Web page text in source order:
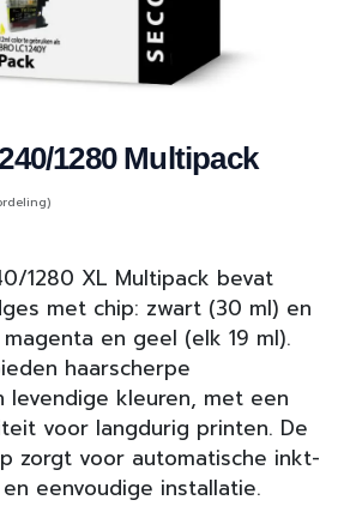
1280 Multipack
1280 XL Multipack bevat
met chip: zwart (30 ml) en
en geel (elk 19 ml).
haarscherpe
kleuren, met een
voor langdurig printen. De
zorgt voor automatische inkt­
eenvoudige installatie.